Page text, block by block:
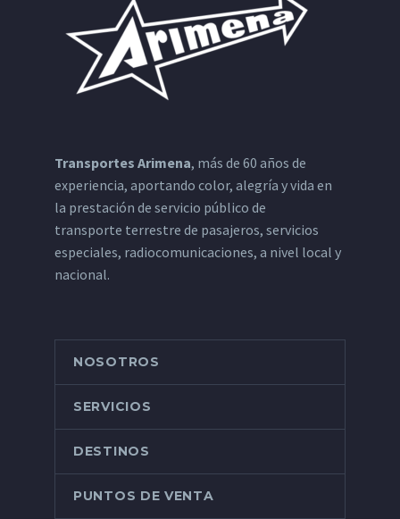
Transportes Arimena, más de 60 años de
experiencia, aportando color, alegría y vida en
la prestación de servicio público de
transporte terrestre de pasajeros, servicios
especiales, radiocomunicaciones, a nivel local y
nacional.
NOSOTROS
SERVICIOS
DESTINOS
PUNTOS DE VENTA